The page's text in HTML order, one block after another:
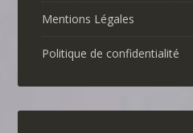
Mentions Légales
Politique de confidentialité